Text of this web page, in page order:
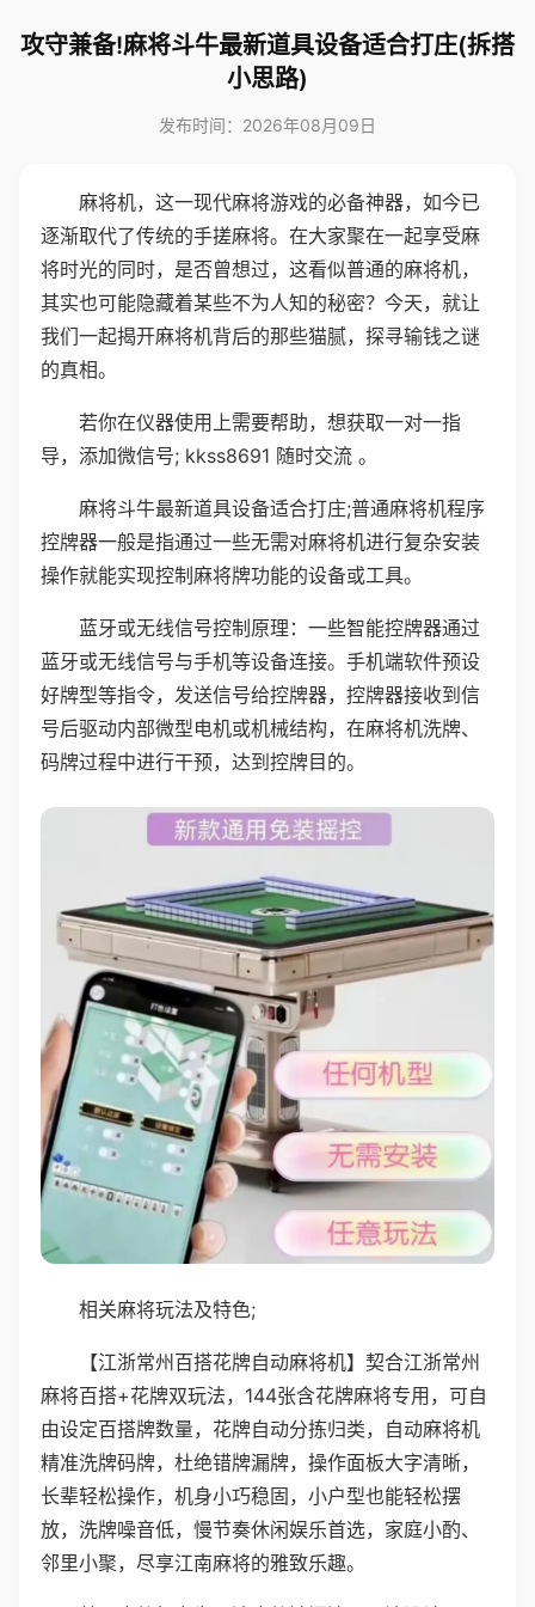
攻守兼备!麻将斗牛最新道具设备适合打庄(拆搭
小思路)
发布时间：2026年08月09日
麻将机，这一现代麻将游戏的必备神器，如今已
逐渐取代了传统的手搓麻将。在大家聚在一起享受麻
将时光的同时，是否曾想过，这看似普通的麻将机，
其实也可能隐藏着某些不为人知的秘密？今天，就让
我们一起揭开麻将机背后的那些猫腻，探寻输钱之谜
的真相。
若你在仪器使用上需要帮助，想获取一对一指
导，添加微信号; kkss8691 随时交流 。
麻将斗牛最新道具设备适合打庄;普通麻将机程序
控牌器一般是指通过一些无需对麻将机进行复杂安装
操作就能实现控制麻将牌功能的设备或工具。
蓝牙或无线信号控制原理：一些智能控牌器通过
蓝牙或无线信号与手机等设备连接。手机端软件预设
好牌型等指令，发送信号给控牌器，控牌器接收到信
号后驱动内部微型电机或机械结构，在麻将机洗牌、
码牌过程中进行干预，达到控牌目的。
相关麻将玩法及特色;
【江浙常州百搭花牌自动麻将机】契合江浙常州
麻将百搭+花牌双玩法，144张含花牌麻将专用，可自
由设定百搭牌数量，花牌自动分拣归类，自动麻将机
精准洗牌码牌，杜绝错牌漏牌，操作面板大字清晰，
长辈轻松操作，机身小巧稳固，小户型也能轻松摆
放，洗牌噪音低，慢节奏休闲娱乐首选，家庭小酌、
邻里小聚，尽享江南麻将的雅致乐趣。